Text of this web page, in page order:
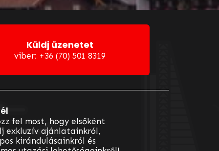
Küldj üzenetet
viber: +36 (70) 501 8319
fel most, hogy elsőként
exkluzív ajánlatainkról,
kirándulásainkról és